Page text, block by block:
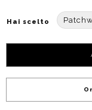
Hai scelto